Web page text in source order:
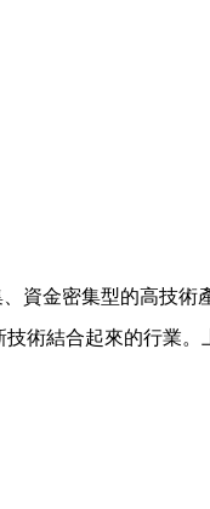
資金密集型的高技
術結合起來的行業